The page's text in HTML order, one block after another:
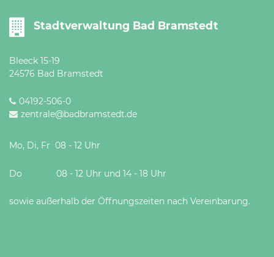
Stadtverwaltung Bad Bramstedt
Bleeck 15-19
24576 Bad Bramstedt
04192-506-0
zentrale@badbramstedt.de
Mo, Di, Fr 08 - 12 Uhr
Do 08 - 12 Uhr und 14 - 18 Uhr
sowie außerhalb der Öffnungszeiten nach Vereinbarung.